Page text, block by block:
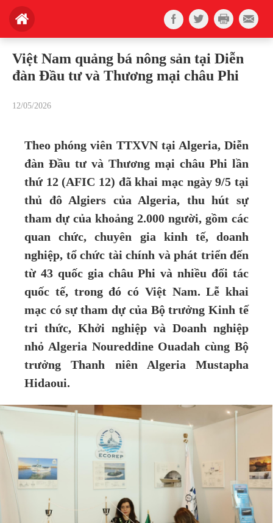
Việt Nam quảng bá nông sản tại Diễn
đàn Đầu tư và Thương mại châu Phi
12/05/2026
Theo phóng viên TTXVN tại Algeria, Diễn
đàn Đầu tư và Thương mại châu Phi lần
thứ 12 (AFIC 12) đã khai mạc ngày 9/5 tại
thủ đô Algiers của Algeria, thu hút sự
tham dự của khoảng 2.000 người, gồm các
quan chức, chuyên gia kinh tế, doanh
nghiệp, tổ chức tài chính và phát triển đến
từ 43 quốc gia châu Phi và nhiều đối tác
quốc tế, trong đó có Việt Nam. Lễ khai
mạc có sự tham dự của Bộ trưởng Kinh tế
tri thức, Khởi nghiệp và Doanh nghiệp
nhỏ Algeria Noureddine Ouadah cùng Bộ
trưởng Thanh niên Algeria Mustapha
Hidaoui.